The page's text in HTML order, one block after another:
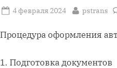
Posted
4 февраля 2024 By
pstrans
Процедура оформления
1. Подготовка документов